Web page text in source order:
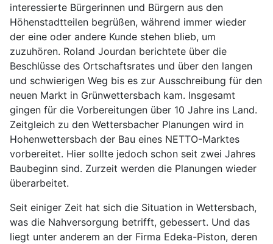
interessierte Bürgerinnen und Bürgern aus den
Höhenstadtteilen begrüßen, während immer wieder
der eine oder andere Kunde stehen blieb, um
zuzuhören. Roland Jourdan berichtete über die
Beschlüsse des Ortschaftsrates und über den langen
und schwierigen Weg bis es zur Ausschreibung für den
neuen Markt in Grünwettersbach kam. Insgesamt
gingen für die Vorbereitungen über 10 Jahre ins Land.
Zeitgleich zu den Wettersbacher Planungen wird in
Hohenwettersbach der Bau eines NETTO-Marktes
vorbereitet. Hier sollte jedoch schon seit zwei Jahres
Baubeginn sind. Zurzeit werden die Planungen wieder
überarbeitet.
Seit einiger Zeit hat sich die Situation in Wettersbach,
was die Nahversorgung betrifft, gebessert. Und das
liegt unter anderem an der Firma Edeka-Piston, deren